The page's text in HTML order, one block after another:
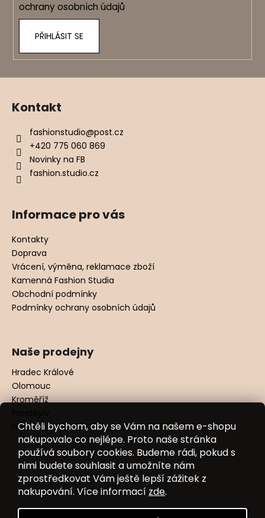
Chtěli bychom, aby se Vám na našem e-shopu
nakupovalo co nejlépe. Proto naše stránka
používá soubory cookies. Budeme rádi, pokud s
nimi budete souhlasit a umožníte nám
zprostředkovat Vám ještě lepší zážitek z
nakupování. Více informací zde.
ochrany osobních údajů
PŘIHLÁSIT SE
Kontakt
fashionstudio@post.cz
+420 775 060 869
Novinky na FB
fashion.studio.cz
Informace pro vás
Kontakty
Doprava
Vrácení, výměna, reklamace zboží
Kamenná Fashion Studia
Obchodní podmínky
Podmínky ochrany osobních údajů
Naše prodejny
Hradec Králové
Olomouc
Kroměříž
Hodonín